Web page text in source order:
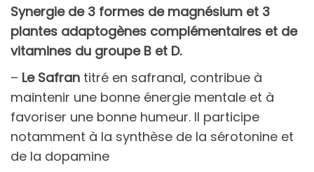
Synergie de 3 formes de magnésium et 3
plantes adaptogènes complémentaires et de
vitamines du groupe B et D.
– Le Safran titré en safranal, contribue à
maintenir une bonne énergie mentale et à
favoriser une bonne humeur. Il participe
notamment à la synthèse de la sérotonine et
de la dopamine